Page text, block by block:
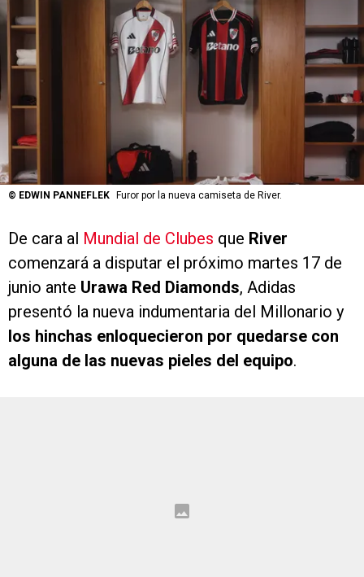
© EDWIN PANNEFLEK Furor por la nueva camiseta de River.
De cara al Mundial de Clubes que River
comenzará a disputar el próximo martes 17 de
junio ante Urawa Red Diamonds, Adidas
presentó la nueva indumentaria del Millonario y
los hinchas enloquecieron por quedarse con
alguna de las nuevas pieles del equipo.